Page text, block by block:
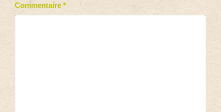
Commentaire *